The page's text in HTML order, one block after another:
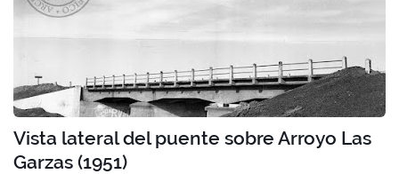
Vista lateral del puente sobre Arroyo Las
Garzas (1951)